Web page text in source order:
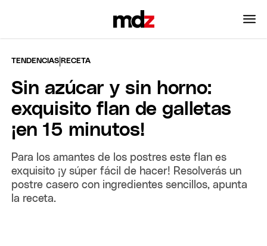
TENDENCIAS |RECETA
Sin azúcar y sin horno:
exquisito flan de galletas
¡en 15 minutos!
Para los amantes de los postres este flan es
exquisito ¡y súper fácil de hacer! Resolverás un
postre casero con ingredientes sencillos, apunta
la receta.